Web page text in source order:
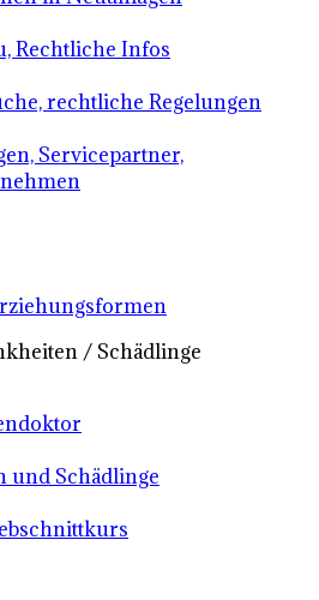
Rechtliche Infos
rechtliche Regelungen
Servicepartner,
/ Schädlinge
und Schädlinge